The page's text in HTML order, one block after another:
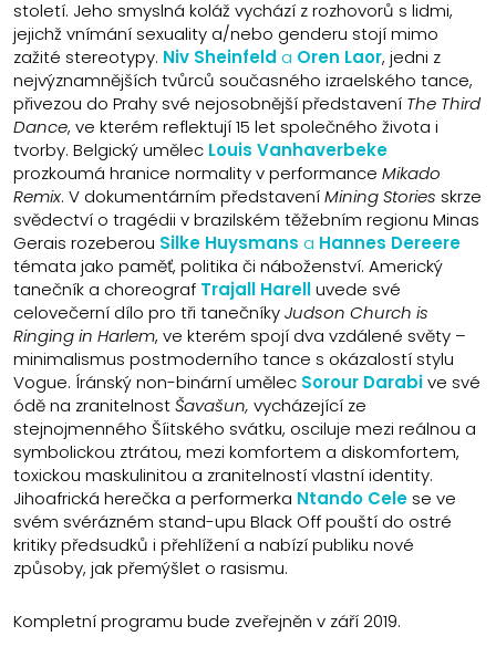
století. Jeho smyslná koláž vychází z rozhovorů s lidmi,
jejichž vnímání sexuality a/nebo genderu stojí mimo
zažité stereotypy. Niv Sheinfeld a Oren Laor, jedni z
nejvýznamnějších tvůrců současného izraelského tance,
přivezou do Prahy své nejosobnější představení The Third
Dance, ve kterém reflektují 15 let společného života i
tvorby. Belgický umělec Louis Vanhaverbeke
prozkoumá hranice normality v performance Mikado
Remix. V dokumentárním představeníMining Stories skrze
svědectví o tragédii v brazilském těžebním regionu Minas
Gerais rozeberou Silke Huysmans a Hannes Dereere
témata jako paměť, politika či náboženství. Americký
tanečník a choreograf Trajall Harelluvede své
celovečerní dílo pro tři tanečníkyJudson Church is
Ringing in Harlem, ve kterém spojí dva vzdálené světy –
minimalismus postmoderního tance s okázalostí stylu
Vogue. Íránský non-binární umělec Sorour Darabive své
ódě na zranitelnostŠavašun, vycházející ze
stejnojmenného Šíitského svátku, osciluje mezi reálnou a
symbolickou ztrátou, mezi komfortem a diskomfortem,
toxickou maskulinitou a zranitelností vlastní identity.
Jihoafrická herečka a performerka Ntando Cele se ve
svém svérázném stand-upu Black Off pouští do ostré
kritiky předsudků i přehlížení a nabízí publiku nové
způsoby, jak přemýšlet o rasismu.
Kompletní programu bude zveřejněn v září 2019.